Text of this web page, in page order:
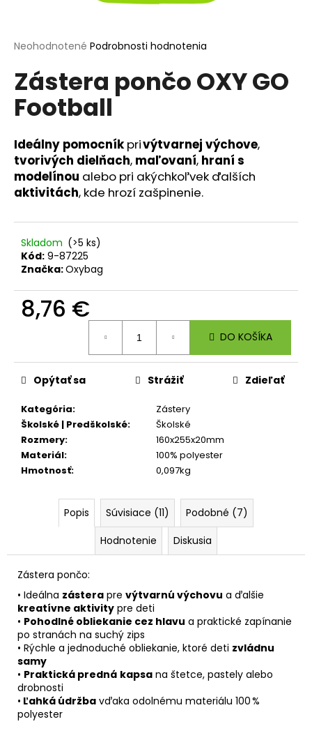
Priemerné
produktu
je
0,0
hviezdičiek.
Neohodnotené Podrobnosti hodnotenia
Zástera pončo OXY GO
Football
Ideálny pomocník privýtvarnej výchove,
tvorivých dielňach, maľovaní, hraní s
modelínou alebo pri akýchkoľvek ďalších
aktivitách, kde hrozí zašpinenie.
Skladom (>5 ks)
Kód: 9-87225
Značka:Oxybag
8,76 €
DO KOŠÍKA
Kategória:
Zástery
Školské | Predškolské:
Školské
Rozmery:
160x255x20mm
Materiál:
100% polyester
Hmotnosť: 0,097kg
Opýtať sa Strážiť Zdieľať
Popis Súvisiace (11)
Podobné (7)
Hodnotenie
Diskusia
Zástera pončo:
• Ideálna zástera pre výtvarnú výchovu a ďalšie
kreatívne aktivity pre deti
• Pohodlné obliekanie cez hlavu a praktické zapínanie
po stranách na suchý zips
• Rýchle a jednoduché obliekanie, ktoré deti zvládnu
samy
• Praktická predná kapsa na štetce, pastely alebo
drobnosti
• Ľahká údržba vďaka odolnému materiálu 100 %
polyester
s
ť
?
HĽADAŤ
O
d
p
o
ú
e
NA
ZOŠITY
A5
JUMBO
PLAYWORLD
PIXEL